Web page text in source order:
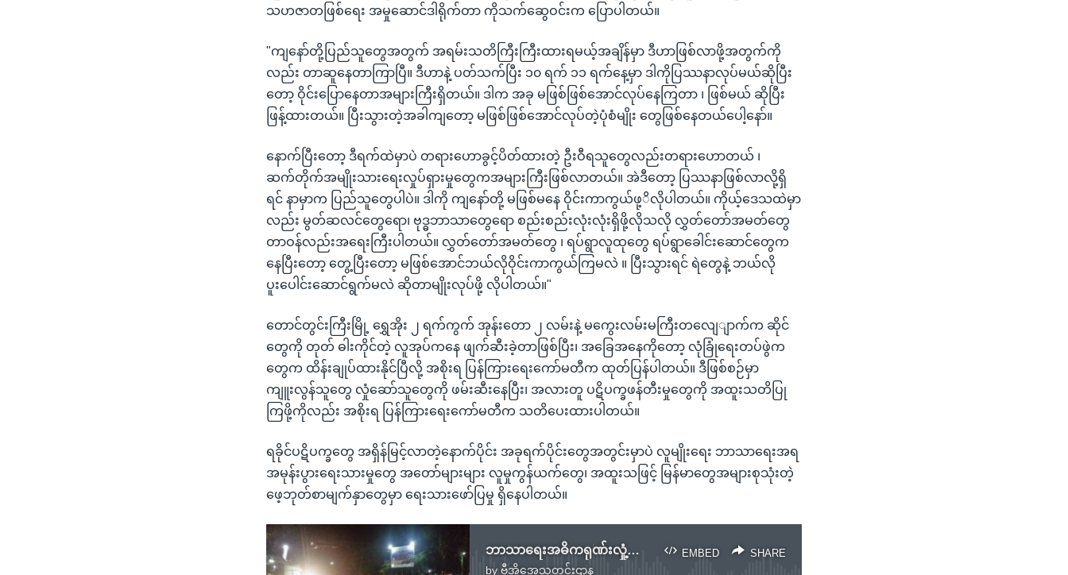
သဟဇာတဖြစ်ရေး အမှုဆောင်ဒါရိုက်တာ ကိုသက်ဆွေဝင်းက ပြောပါတယ်။
"ကျနော်တို့ပြည်သူတွေအတွက် အရမ်းသတိကြီးကြီးထားရမယ့်အချိန်မှာ ဒီဟာဖြစ်လာဖို့အတွက်ကို
လည်း တာဆူနေတာကြာပြီ။ ဒီဟာနဲ့ ပတ်သက်ပြီး ၁၀ ရက် ၁၁ ရက်နေ့မှာ ဒါကိုပြဿနာလုပ်မယ်ဆိုပြီး
တော့ ဝိုင်းပြောနေတာအများကြီးရှိတယ်။ ဒါက အခု မဖြစ်ဖြစ်အောင်လုပ်နေကြတာ ၊ ဖြစ်မယ် ဆိုပြီး
ဖြန့်ထားတယ်။ ပြီးသွားတဲ့အခါကျတော့ မဖြစ်ဖြစ်အောင်လုပ်တဲ့ပုံစံမျိုး တွေဖြစ်နေတယ်ပေါ့နော်။
နောက်ပြီးတော့ ဒီရက်ထဲမှာပဲ တရားဟောခွင့်ပိတ်ထားတဲ့ ဦးဝီရသူတွေလည်းတရားဟောတယ် ၊
ဆက်တိုက်အမျိုးသားရေးလှုပ်ရှားမှုတွေကအများကြီးဖြစ်လာတယ်။ အဲဒီတော့ ပြဿနာဖြစ်လာလို့ရှိ
ရင် နာမှာက ပြည်သူတွေပါပဲ။ ဒါကို ကျနော်တို့ မဖြစ်မနေ ဝိုင်းကာကွယ်ဖု့ိလိုပါတယ်။ ကိုယ့်ဒေသထဲမှာ
လည်း မွတ်ဆလင်တွေရော၊ ဗုဒ္ဓဘာသာတွေရော စည်းစည်းလုံးလုံးရှိဖို့လိုသလို လွှတ်တော်အမတ်တွေ
တာဝန်လည်းအရေးကြီးပါတယ်။ လွှတ်တော်အမတ်တွေ ၊ ရပ်ရွာလူထုတွေ ရပ်ရွာခေါင်းဆောင်တွေက
နေပြီးတော့ တွေ့ပြီးတော့ မဖြစ်အောင်ဘယ်လိုဝိုင်းကာကွယ်ကြမလဲ ။ ပြီးသွားရင် ရဲတွေနဲ့ ဘယ်လို
ပူးပေါင်းဆောင်ရွက်မလဲ ဆိုတာမျိုးလုပ်ဖို့ လိုပါတယ်။"
တောင်တွင်းကြီးမြို့ ရွှေအိုး ၂ ရက်ကွက် အုန်းတော ၂ လမ်းနဲ့ မကွေးလမ်းမကြီးတလျေျာက်က ဆိုင်
တွေကို တုတ် ဓါးကိုင်တဲ့ လူအုပ်ကနေ ဖျက်ဆီးခဲ့တာဖြစ်ပြီး၊ အခြေအနေကိုတော့ လုံခြုံရေးတပ်ဖွဲက
တွေက ထိန်းချုပ်ထားနိုင်ပြီလို့ အစိုးရ ပြန်ကြားရေးကော်မတီက ထုတ်ပြန်ပါတယ်။ ဒီဖြစ်စဉ်မှာ
ကျူးလွန်သူတွေ လှုံဆော်သူတွေကို ဖမ်းဆီးနေပြီး၊ အလားတူ ပဋိပက္ခဖန်တီးမှုတွေကို အထူးသတိပြု
ကြဖို့ကိုလည်း အစိုးရ ပြန်ကြားရေးကော်မတီက သတိပေးထားပါတယ်။
ရခိုင်ပဋိပက္ခတွေ အရှိန်မြင့်လာတဲ့နောက်ပိုင်း အခုရက်ပိုင်းတွေအတွင်းမှာပဲ လူမျိုးရေး ဘာသာရေးအရ
အမုန်းပွားရေးသားမှုတွေ အတော်များများ လူမှုကွန်ယက်တွေ၊ အထူးသဖြင့် မြန်မာတွေအများစုသုံးတဲ့
ဖေ့ဘုတ်စာမျက်နှာတွေမှာ ရေးသားဖော်ပြမှု ရှိနေပါတယ်။
EMBED SHARE
ဘာသာရေးအဓိကရုဏ်းလှုံ့ဆော်မှုများရှိနေ
byဗွီအိုအေသတင်းဌာန